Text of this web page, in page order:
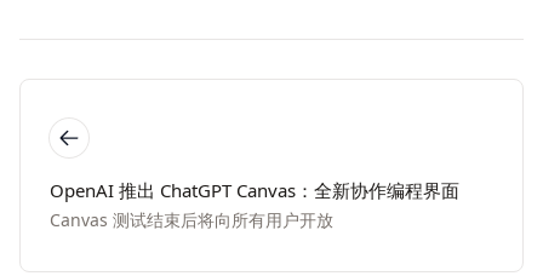
OpenAI 推出 ChatGPT Canvas：全新协作编程界面
Canvas 测试结束后将向所有用户开放